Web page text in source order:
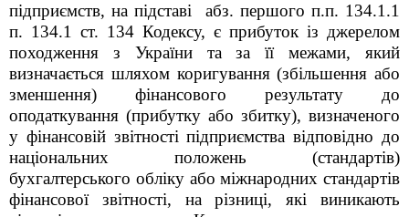
підприємств, на підставі абз. першого п.п. 134.1.1
п. 134.1 ст. 134 Кодексу, є прибуток із джерелом
походження з України та за її межами, який
визначається шляхом коригування (збільшення або
зменшення) фінансового результату до
оподаткування (прибутку або збитку), визначеного
у фінансовій звітності підприємства відповідно до
національних положень (стандартів)
бухгалтерського обліку або міжнародних стандартів
фінансової звітності, на різниці, які виникають